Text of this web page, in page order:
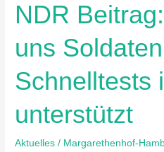
NDR
uns
Schnelltests
unterstützt
Aktuelles / Margarethenhof-
unterstützt